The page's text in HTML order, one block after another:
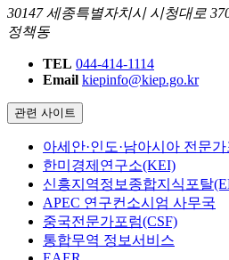
30147 세종특별자치시 시청대로
정책동
TEL 044-414-1114
Email kiepinfo@kiep.go.kr
관련 사이트
아세안·인도·남아시아 전문
한미경제연구소(KEI)
신흥지역정보종합지식포탈
APEC 연구컨소시엄 사무국
중국전문가포럼(CSF)
통합무역 정보서비스